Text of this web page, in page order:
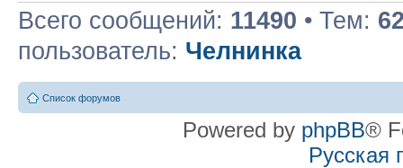
Всего сообщений: 11490 • Тем:
пользователь: Челнинка
Список форумов
Powered by phpBB®
Русская